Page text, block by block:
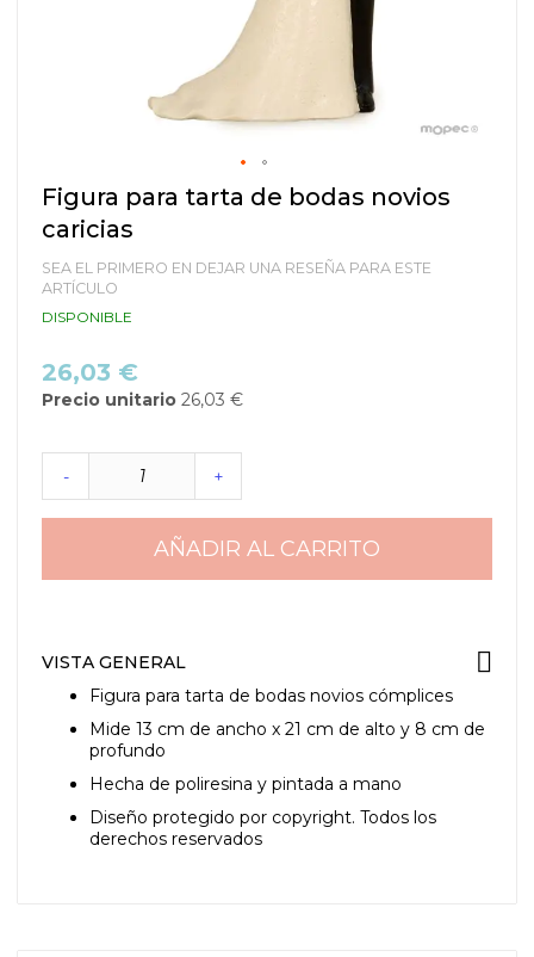
Saltar
al
comienzo
la
galería
de
Figura para tarta de bodas novios
caricias
SEA EL PRIMERO EN DEJAR UNA RESEÑA PARA ESTE
ARTÍCULO
DISPONIBLE
26,03 €
Precio unitario 26,03 €
- +
AÑADIR AL CARRITO
VISTA GENERAL
Figura para tarta de bodas novios cómplices
Mide 13 cm de ancho x 21 cm de alto y 8 cm de
profundo
Hecha de poliresina y pintada a mano
Diseño protegido por copyright. Todos los
derechos reservados